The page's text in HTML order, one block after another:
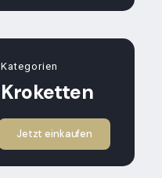
Jetzt einkaufen
Kategorien
Kroketten